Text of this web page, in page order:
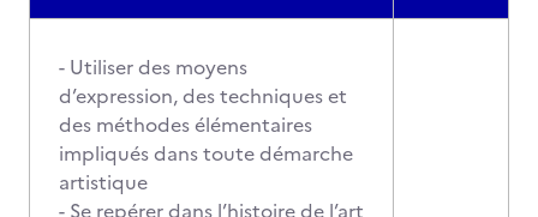
- Utiliser des moyens
d’expression, des techniques et
des méthodes élémentaires
impliqués dans toute démarche
artistique
- Se repérer dans l’histoire de l’art